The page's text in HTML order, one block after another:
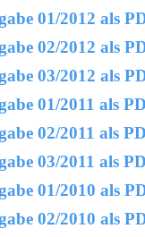
01/2012 als
02/2012 als
03/2012 als
01/2011 als
02/2011 als
03/2011 als
01/2010 als
02/2010 als